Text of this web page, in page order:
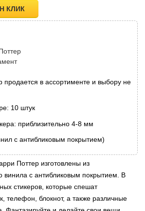
продается в ассортименте и выбору не
10 штук
приблизительно 4-8 мм
с антибликовым покрытием)
КЛИК
Поттер изготовлены из
винила с антибликовым покрытием. В
стикеров, которые спешат
телефон, блокнот, а также различные